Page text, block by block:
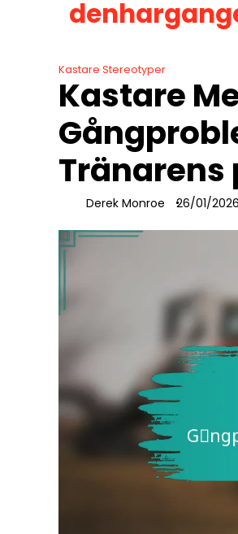
Kastare Stereotyper
Kastare
Tränarens
Derek Monroe 26/01/2026